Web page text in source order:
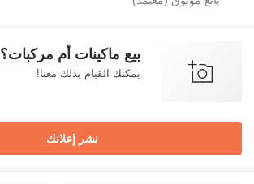
بيع ماكينات أم مركبات؟
يمكنك القيام بذلك معنا!
نشر إعلانك